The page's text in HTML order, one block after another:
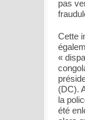
pas
Cette
«
(DC).
la
été